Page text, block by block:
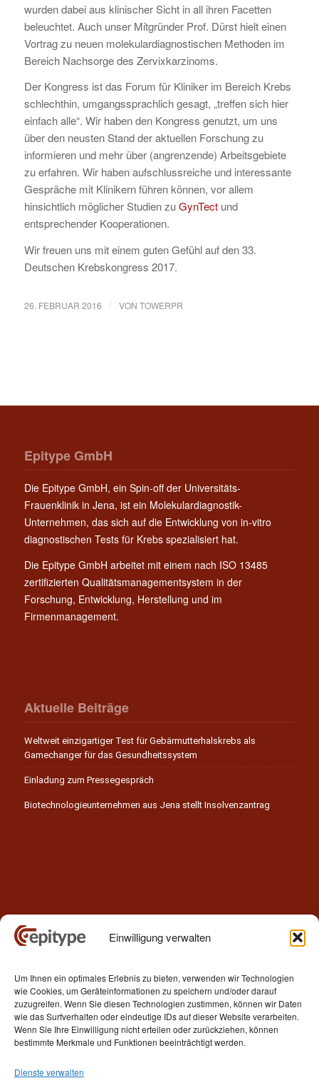
Einwilligung verwalten
Um Ihnen ein optimales Erlebnis zu bieten, verwenden wir Technologien
wie Cookies, um Geräteinformationen zu speichern und/oder darauf
zuzugreifen. Wenn Sie diesen Technologien zustimmen, können wir Daten
wie das Surfverhalten oder eindeutige IDs auf dieser Website verarbeiten.
Wenn Sie Ihre Einwilligung nicht erteilen oder zurückziehen, können
bestimmte Merkmale und Funktionen beeinträchtigt werden.
Dienste verwalten
wurden dabei aus klinischer Sicht in all ihren Facetten
beleuchtet. Auch unser Mitgründer Prof. Dürst hielt einen
Vortrag zu neuen molekulardiagnostischen Methoden im
Bereich Nachsorge des Zervixkarzinoms.
Der Kongress ist das Forum für Kliniker im Bereich Krebs
schlechthin, umgangssprachlich gesagt, „treffen sich hier
einfach alle“. Wir haben den Kongress genutzt, um uns
über den neusten Stand der aktuellen Forschung zu
informieren und mehr über (angrenzende) Arbeitsgebiete
zu erfahren. Wir haben aufschlussreiche und interessante
Gespräche mit Klinikern führen können, vor allem
hinsichtlich möglicher Studien zuGynTectund
entsprechender Kooperationen.
Wir freuen uns mit einem guten Gefühl auf den 33.
Deutschen Krebskongress 2017.
26. FEBRUAR 2016 / VON TOWERPR
Epitype GmbH
Die Epitype GmbH, ein Spin-off der Universitäts-
Frauenklinik in Jena, ist ein Molekulardiagnostik-
Unternehmen, das sich auf die Entwicklung von in-vitro
diagnostischen Tests für Krebs spezialisiert hat.
Die Epitype GmbH arbeitet mit einem nach ISO 13485
zertifizierten Qualitätsmanagementsystem in der
Forschung, Entwicklung, Herstellung und im
Firmenmanagement.
Aktuelle Beiträge
Weltweit einzigartiger Test für Gebärmutterhalskrebs als
Gamechanger für das Gesundheitssystem
Einladung zum Pressegespräch
Biotechnologieunternehmen aus Jena stellt Insolvenzantrag
Kontakt
Epitype GmbH
Löbstedter Str. 41
07749 Jena
Germany